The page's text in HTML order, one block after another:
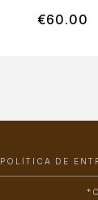
€60.00
POLÍTICA DE